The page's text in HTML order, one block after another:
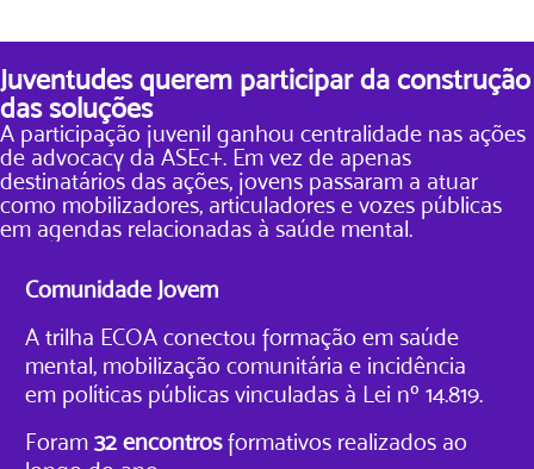
Juventudes querem participar da construção
das soluções
A participação juvenil ganhou centralidade nas ações
de advocacy da ASEc+. Em vez de apenas
destinatários das ações, jovens passaram a atuar
como mobilizadores, articuladores e vozes públicas
em agendas relacionadas à saúde mental.
Comunidade Jovem
A trilha ECOA conectou formação em saúde
mental, mobilização comunitária e incidência
em políticas públicas vinculadas à Lei nº 14.819.
Foram 32 encontrosformativos realizados ao